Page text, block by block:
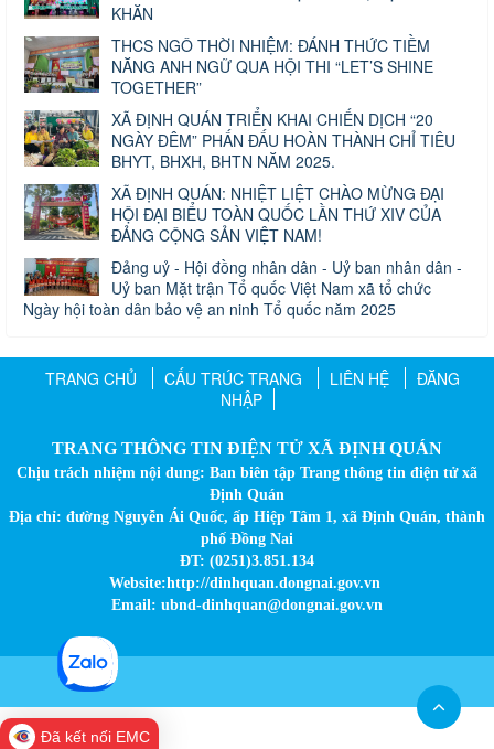
KHĂN
THCS NGÔ THỜI NHIỆM: ĐÁNH THỨC TIỀM
NĂNG ANH NGỮ QUA HỘI THI “LET’S SHINE
TOGETHER”
XÃ ĐỊNH QUÁN TRIỂN KHAI CHIẾN DỊCH “20
NGÀY ĐÊM” PHẤN ĐẤU HOÀN THÀNH CHỈ TIÊU
BHYT, BHXH, BHTN NĂM 2025.
XÃ ĐỊNH QUÁN: NHIỆT LIỆT CHÀO MỪNG ĐẠI
HỘI ĐẠI BIỂU TOÀN QUỐC LẦN THỨ XIV CỦA
ĐẢNG CỘNG SẢN VIỆT NAM!
Đảng uỷ - Hội đồng nhân dân - Uỷ ban nhân dân -
Uỷ ban Mặt trận Tổ quốc Việt Nam xã tổ chức
Ngày hội toàn dân bảo vệ an ninh Tổ quốc năm 2025
TRANG CHỦ CẤU TRÚC TRANG LIÊN HỆ
ĐĂNG
NHẬP
TRANG THÔNG TIN ĐIỆN TỬ XÃ ĐỊNH QUÁN
Chịu trách nhiệm nội dung: Ban biên tập Trang thông tin điện tử xã
Định Quán
Địa chỉ: đường Nguyễn Ái Quốc, ấp Hiệp Tâm 1, xã Định Quán, thành
phố Đồng Nai
ĐT: (0251)3.851.134
Website:http://dinhquan.dongnai.gov.vn
Email: ubnd-dinhquan@dongnai.gov.vn​
Đã kết nối EMC